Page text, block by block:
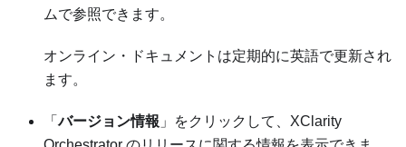
ムで参照できます。
オンライン・ドキュメントは定期的に英語で更新され
ます。
「バージョン情報 」をクリックして、 XClarity